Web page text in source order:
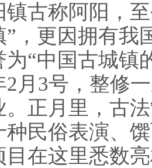
称阿阳，至
”，更因拥有我
为“中国古城镇
3号，整修一
。正月里，古
种民俗表演、
目在这里悉数